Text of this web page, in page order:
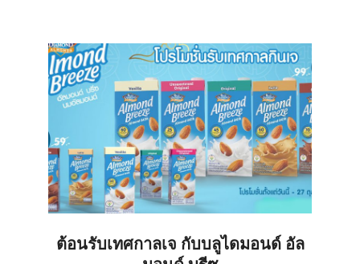
ต้อนรับเทศกาลเจ กับบลูไดมอนด์ อัล